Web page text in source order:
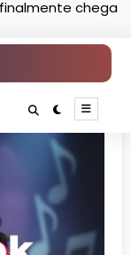
chega